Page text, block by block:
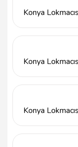
Konya
Konya
Konya